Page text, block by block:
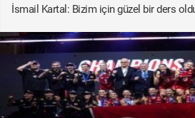
İsmail Kartal: Bizim için güzel bir ders